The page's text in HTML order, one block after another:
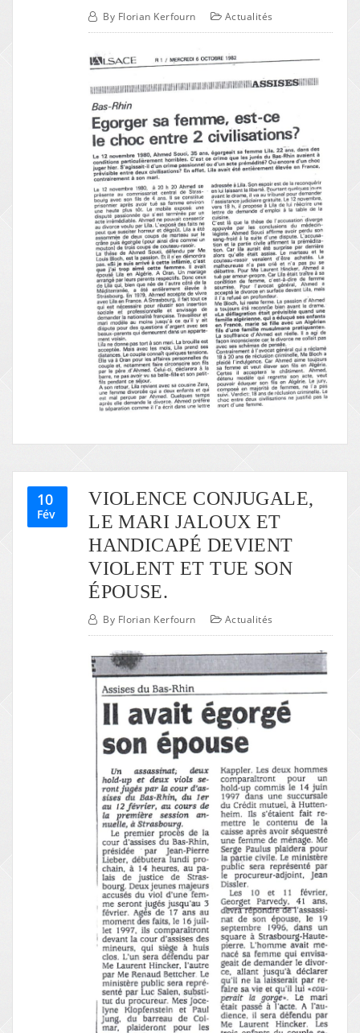
By Florian Kerfourn Actualités
10
Fév
VIOLENCE CONJUGALE,
LE MARI JALOUX ET
HANDICAPÉ DEVIENT
VIOLENT ET TUE SON
ÉPOUSE.
By Florian Kerfourn Actualités